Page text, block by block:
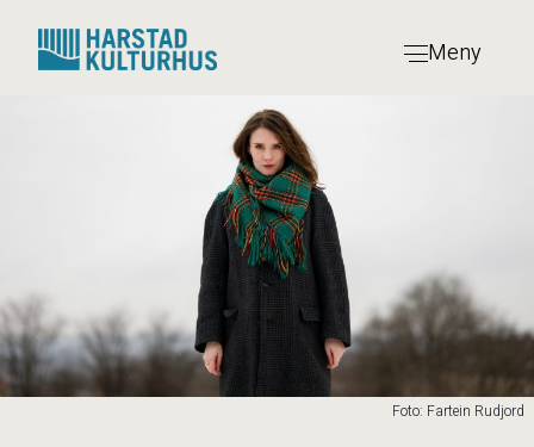
innhold
Meny
Foto: Fartein Rudjord